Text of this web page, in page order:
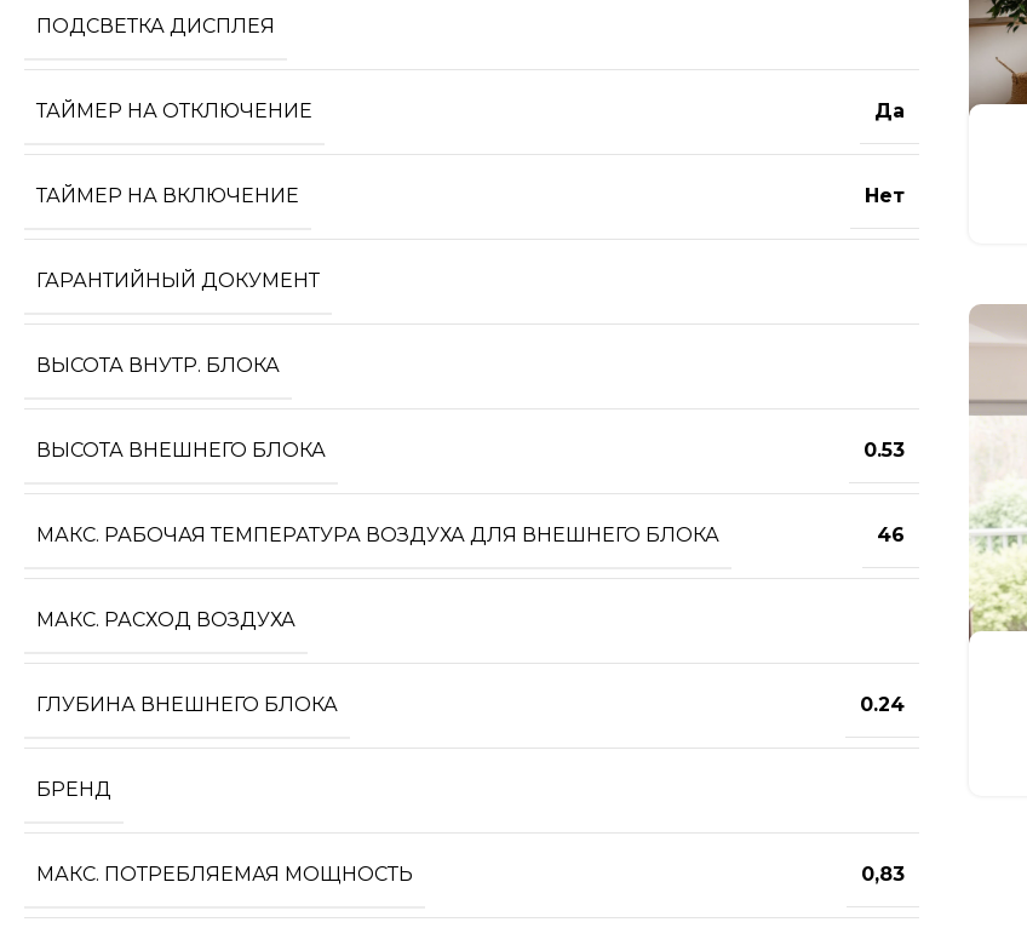
ПОДСВЕТКА ДИСПЛЕЯ
ТАЙМЕР НА ОТКЛЮЧЕНИЕ Да
ТАЙМЕР НА ВКЛЮЧЕНИЕ Нет
ГАРАНТИЙНЫЙ ДОКУМЕНТ
ВЫСОТА ВНУТР. БЛОКА
ВЫСОТА ВНЕШНЕГО БЛОКА 0.53
МАКС. РАБОЧАЯ ТЕМПЕРАТУРА ВОЗДУХА ДЛЯ ВНЕШНЕГО БЛОКА 46
МАКС. РАСХОД ВОЗДУХА
ГЛУБИНА ВНЕШНЕГО БЛОКА 0.24
БРЕНД
МАКС. ПОТРЕБЛЯЕМАЯ МОЩНОСТЬ 0,83